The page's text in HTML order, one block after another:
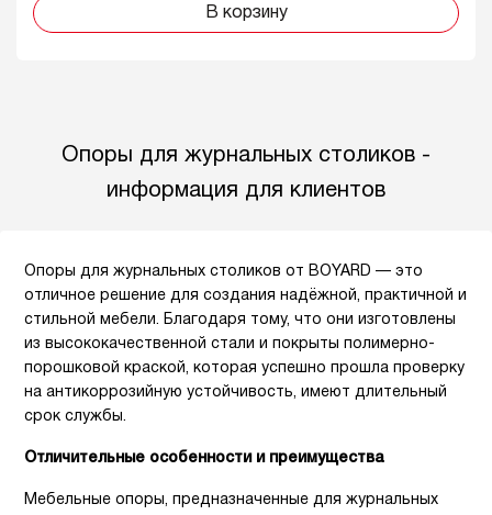
В корзину
Опоры для журнальных столиков -
информация для клиентов
Опоры для журнальных столиков от BOYARD — это
отличное решение для создания надёжной, практичной и
стильной мебели. Благодаря тому, что они изготовлены
из высококачественной стали и покрыты полимерно-
порошковой краской, которая успешно прошла проверку
на антикоррозийную устойчивость, имеют длительный
срок службы.
Отличительные особенности и преимущества
Мебельные опоры, предназначенные для журнальных